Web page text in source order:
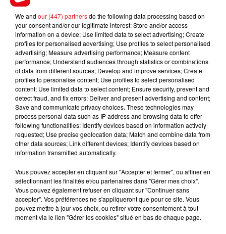
Ces dernières années, la quantité de plastique utilisée
pour fabriquer la bouteille a également été réduite
pour resserrer les coûts de production. Maisl'envolée
des coûts de l'énergie, des transports ou encore
des matières premières contraignent la marque à
augmenter ses prix.Le prix du plastique a par
exemple augmenté de 39 % à l'automne dernier.
FIL D'ACTUS
We and our (447) partnersdo the following data processing based on
your consent and/or our legitimate interest: Store and/or access
information on a device; Use limited data to select advertising; Create
profiles for personalised advertising; Use profiles to select personalised
advertising; Measure advertising performance; Measure content
performance; Understand audiences through statistics or combinations
of data from different sources; Develop and improve services; Create
profiles to personalise content; Use profiles to select personalised
content; Use limited data to select content; Ensure security, prevent and
detect fraud, and fix errors; Deliver and present advertising and content;
Save and communicate privacy choices. These technologies may
process personal data such as IP address and browsing data to offer
following functionalities: Identify devices based on information actively
requested; Use precise geolocation data; Match and combine data from
other data sources; Link different devices; Identify devices based on
information transmitted automatically.
Vous pouvez accepter en cliquant sur "Accepter et fermer", ou affiner en
sélectionnant les finalités et/ou partenaires dans "Gérer mes choix".
Vous pouvez également refuser en cliquant sur "Continuer sans
accepter". Vos préférences ne s'appliqueront que pour ce site. Vous
pouvez mettre à jour vos choix, ou retirer votre consentement à tout
moment via le lien "Gérer les cookies" situé en bas de chaque page.